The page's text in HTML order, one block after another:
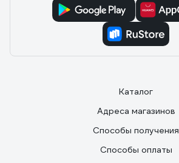
Каталог
Адреса магазинов
Способы получения
Способы оплаты